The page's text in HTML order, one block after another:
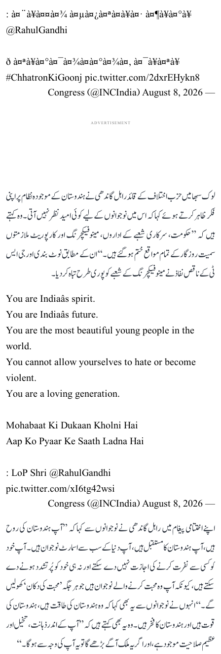
: à¤¨à¥à¤¤à¤¾ à¤µà¤¿à¤ªà¤à¥à¤· à¤¶à¥à¤°à¥
@RahulGandhi
ð à¤ªà¥à¤°à¤¯à¤¾à¤à¤°à¤¾à¤, à¤¯à¥à¤ªà¥
#ChhatronKiGoonj pic.twitter.com/2dxrEHykn8
— Congress (@INCIndia)
August 8, 2026
ADVERTISEMENT
لوک سبھا میں حزب اختلاف کے قائد راہل گاندھی نے ہندوستان کے موجودہ نظام پر اپنی
فکر ظاہر کرتے ہوئے کہا کہ اس میں نوجوانوں کے لیے کوئی امید نظر نہیں آتی۔ وہ کہتے
ہیں کہ ’’حکومت، سرکاری شعبے کے اداروں، مینوفیکچرنگ اور کارپوریٹ ملازمتوں
سمیت روزگار کے تمام مواقع ختم ہو گئے ہیں۔‘‘ ان کے مطابق نوٹ بندی اور جی ایس
ٹی کے ناقص نفاذ نے مینوفیکچرنگ کے شعبے کو پوری طرح تباہ کر دیا۔
You are Indiaâs spirit.
You are Indiaâs future.
You are the most beautiful young people in the
world.
You cannot allow yourselves to hate or become
violent.
You are a loving generation.
Mohabaat Ki Dukaan Kholni Hai
Aap Ko Pyaar Ke Saath Ladna Hai
: LoP Shri @RahulGandhi
pic.twitter.com/xI6tg42wsi
— Congress (@INCIndia)
August 8, 2026
اپنے اختتامی پیغام میں راہل گاندھی نے نوجوانوں سے کہا کہ ’’آپ ہندوستان کی روح
ہیں، آپ ہندوستان کا مستقبل ہیں، آپ دنیا کے سب سے اسمارٹ نوجوان ہیں۔ آپ خود
کو کسی سے نفرت کرنے کی اجازت نہیں دے سکتے اور نہ ہی خود کو پُرتشدد ہونے دے
سکتے ہیں، کیونکہ آپ وہ محبت کرنے والے نوجوان ہیں جو ہر جگہ ’محبت کی دکان‘ کھولیں
گے۔‘‘ انہوں نے نوجوانوں سے یہ بھی کہا کہ وہ ہندوستان کی طاقت ہیں، ہندوستان کی
قوت ہیں اور ہندوستان کا فخر ہیں۔ وہ یہ بھی کہتے ہیں کہ ’’آپ کے اندر ذہانت، تخیل اور
عظیم صلاحیت موجود ہے، اور اگر یہ ملک آگے بڑھے گا تو یہ آپ کی وجہ سے ہوگا۔‘‘